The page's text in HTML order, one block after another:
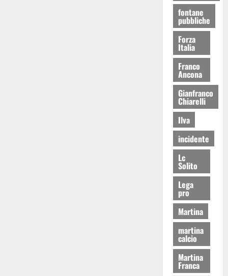
fontane
pubbliche
Forza
Italia
Franco
Ancona
Gianfranco
Chiarelli
Ilva
incidente
Lc
Solito
Lega
pro
Martina
martina
calcio
Martina
Franca